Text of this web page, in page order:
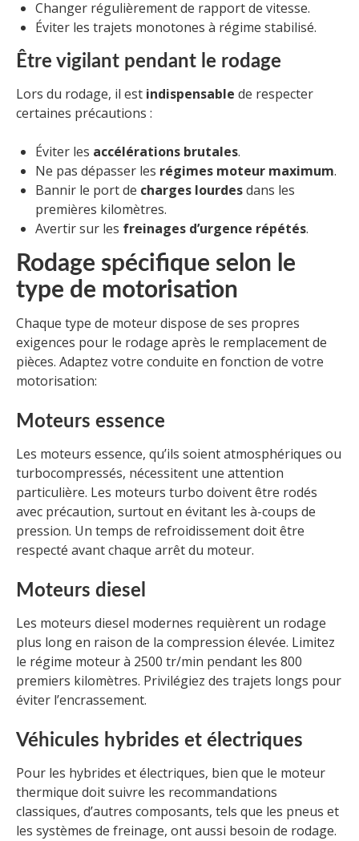
Changer régulièrement de rapport de vitesse.
Éviter les trajets monotones à régime stabilisé.
Être vigilant pendant le rodage
Lors du rodage, il est indispensable de respecter
certaines précautions :
Éviter les accélérations brutales.
Ne pas dépasser les régimes moteur maximum.
Bannir le port de charges lourdesdans les
premières kilomètres.
Avertir sur les freinages d’urgence répétés.
Rodage spécifique selon le
type de motorisation
Chaque type de moteur dispose de ses propres
exigences pour le rodage après le remplacement de
pièces. Adaptez votre conduite en fonction de votre
motorisation:
Moteurs essence
Les moteurs essence, qu’ils soient atmosphériques ou
turbocompressés, nécessitent une attention
particulière. Les moteurs turbo doivent être rodés
avec précaution, surtout en évitant les à-coups de
pression. Un temps de refroidissement doit être
respecté avant chaque arrêt du moteur.
Moteurs diesel
Les moteurs diesel modernes requièrent un rodage
plus long en raison de la compression élevée. Limitez
le régime moteur à 2500 tr/min pendant les 800
premiers kilomètres. Privilégiez des trajets longs pour
éviter l’encrassement.
Véhicules hybrides et électriques
Pour les hybrides et électriques, bien que le moteur
thermique doit suivre les recommandations
classiques, d’autres composants, tels que les pneus et
les systèmes de freinage, ont aussi besoin de rodage.